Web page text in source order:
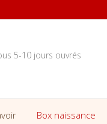
5-10 jours ouvrés
Box naissance